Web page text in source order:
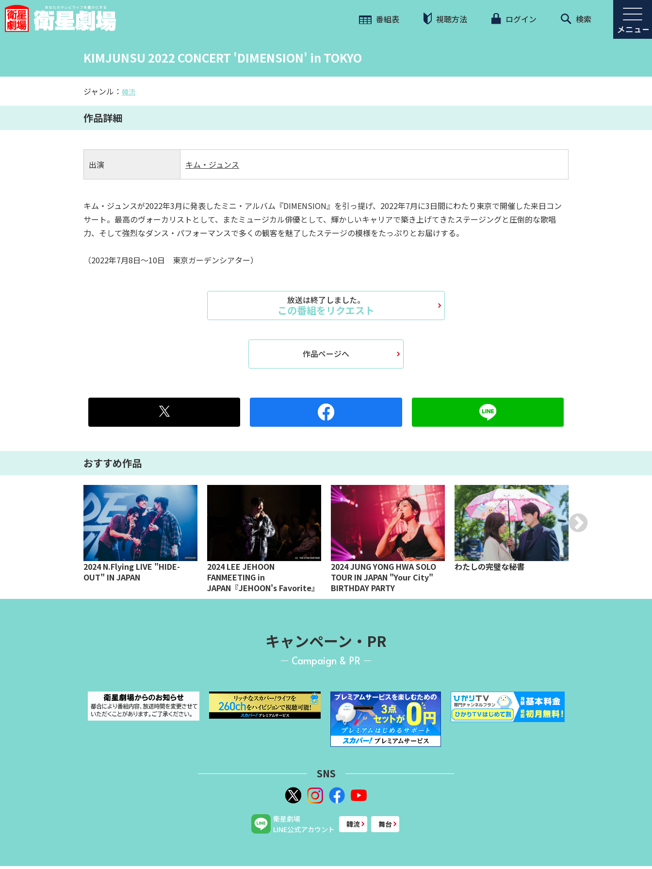
番組表 視聴方法 ログイン 検索
KIMJUNSU 2022 CONCERT 'DIMENSION' in TOKYO
ジャンル： 韓流
作品詳細
出演 キム・ジュンス
キム・ジュンスが2022年3月に発表したミニ・アルバム『DIMENSION』を引っ提げ、2022年7月に3日間にわたり東京で開催した来日コン
サート。最高のヴォーカリストとして、またミュージカル俳優として、輝かしいキャリアで築き上げてきたステージングと圧倒的な歌唱
力、そして強烈なダンス・パフォーマンスで多くの観客を魅了したステージの模様をたっぷりとお届けする。
（2022年7月8日～10日 東京ガーデンシアター）
放送は終了しました。
この番組をリクエスト
作品ページへ
おすすめ作品
2024 N.Flying LIVE "HIDE-
OUT" IN JAPAN
2024 LEE JEHOON
FANMEETING in
JAPAN『JEHOON's Favorite』
2024 JUNG YONG HWA SOLO
TOUR IN JAPAN "Your City"
BIRTHDAY PARTY
わたしの完璧な秘書
キャンペーン・PR
Campaign & PR
SNS
衛星劇場
LINE公式アカウント
韓流 舞台